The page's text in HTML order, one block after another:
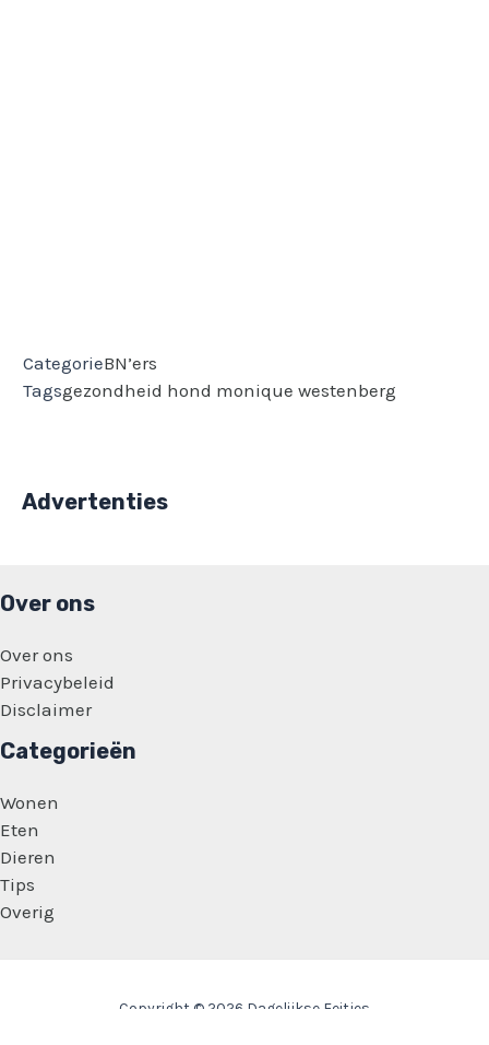
CategorieBN’ers
Tagsgezondheid hond monique westenberg
Advertenties
Over ons
Over ons
Privacybeleid
Disclaimer
Categorieën
Wonen
Eten
Dieren
Tips
Overig
Copyright © 2026 Dagelijkse Feitjes